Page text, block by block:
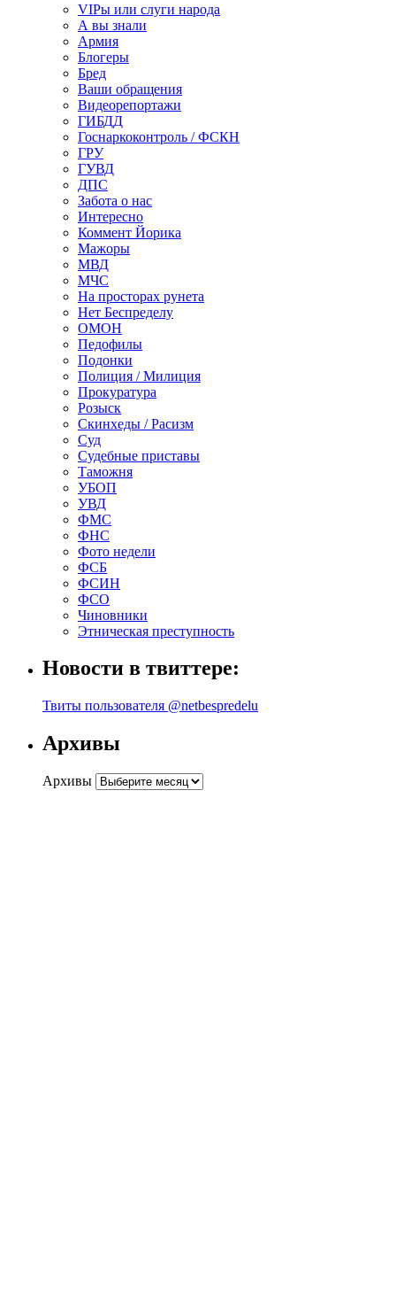
VIPы или слуги народа
А вы знали
Армия
Блогеры
Бред
Ваши обращения
Видеорепортажи
ГИБДД
Госнаркоконтроль / ФСКН
ГРУ
ГУВД
ДПС
Забота о нас
Интересно
Коммент Йорика
Мажоры
МВД
МЧС
На просторах рунета
Нет Беспределу
ОМОН
Педофилы
Подонки
Полиция / Милиция
Прокуратура
Розыск
Скинхеды / Расизм
Суд
Судебные приставы
Таможня
УБОП
УВД
ФМС
ФНС
Фото недели
ФСБ
ФСИН
ФСО
Чиновники
Этническая преступность
Новости в твиттере:
Твиты пользователя @netbespredelu
Архивы
Архивы